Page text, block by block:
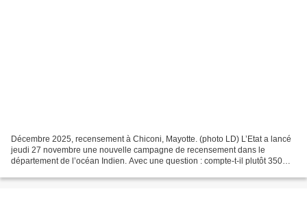
Décembre 2025, recensement à Chiconi, Mayotte. (photo LD) L’Etat a lancé
jeudi 27 novembre une nouvelle campagne de recensement dans le
département de l’océan Indien. Avec une question : compte-t-il plutôt 350